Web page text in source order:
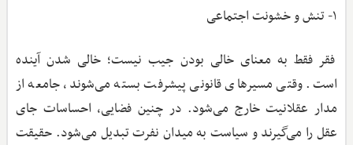
۱- تنش و خشونت اجتماعی
فقر فقط به معنای خالی بودن جیب نیست؛ خالی شدن آینده
است. وقتی مسیرهای قانونی پیشرفت بسته می‌شوند، جامعه از
مدار عقلانیت خارج می‌شود. در چنین فضایی، احساسات جای
عقل را می‌گیرند و سیاست به میدان نفرت تبدیل می‌شود. حقیقت